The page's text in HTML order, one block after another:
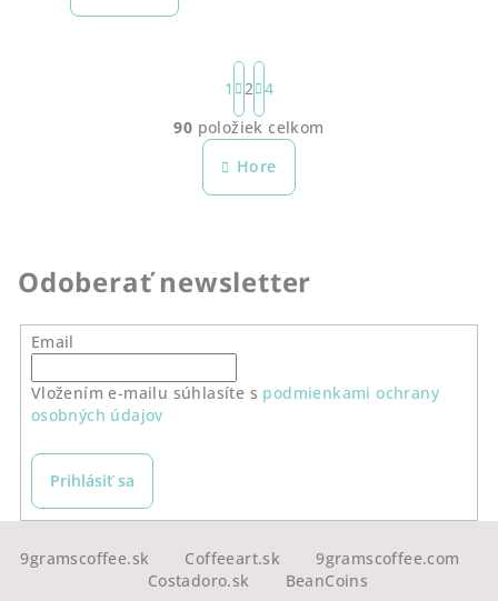
O
v
l
c
i
r
ý
p
i
S
t
r
á
n
k
o
i
e
1 2 4
90 položiek celkom
Hore
Odoberať newsletter
Email
Vložením e-mailu súhlasíte s podmienkami ochrany
osobných údajov
Prihlásiť sa
9gramscoffee.sk Coffeeart.sk
9gramscoffee.com
Costadoro.sk
BeanCoins